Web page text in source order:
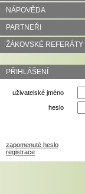
NÁPOVĚDA
PARTNEŘI
ŽÁKOVSKÉ REFERÁTY
PŘIHLÁŠENÍ
uživatelské jméno
heslo
zapomenuté heslo
registrace